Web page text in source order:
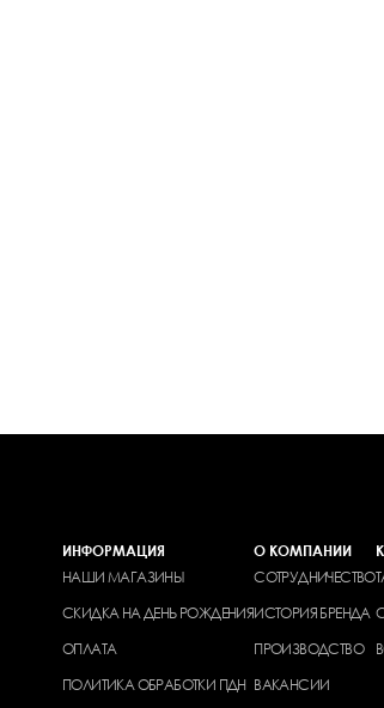
ИНФОРМАЦИЯ
НАШИ МАГАЗИНЫ
СКИДКА НА ДЕНЬ РОЖДЕНИЯ
ОПЛАТА
ПОЛИТИКА ОБРАБОТКИ ПДН
О КОМПАНИИ
СОТРУДНИЧЕСТВО
ИСТОРИЯ БРЕНДА
ПРОИЗВОДСТВО
ВАКАНСИИ